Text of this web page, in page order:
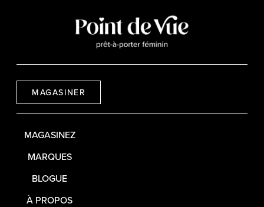
MAGASINER
MAGASINEZ
MARQUES
BLOGUE
À PROPOS